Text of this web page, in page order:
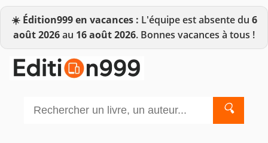
☀️ Édition999 en vacances : L'équipe est absente du 6
août 2026au 16 août 2026. Bonnes vacances à tous !
🔍